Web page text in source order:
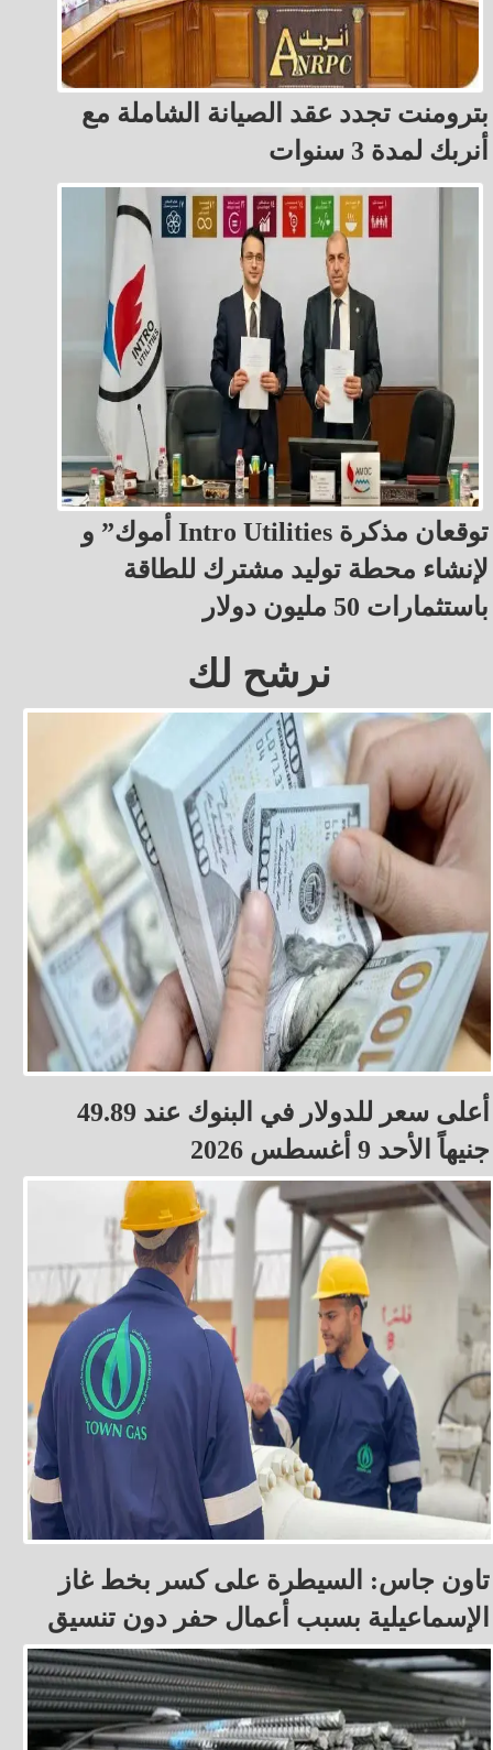
بترومنت تجدد عقد الصيانة الشاملة مع
أنربك لمدة 3 سنوات
أموك” و Intro Utilities توقعان مذكرة
لإنشاء محطة توليد مشترك للطاقة
باستثمارات 50 مليون دولار
نرشح لك
أعلى سعر للدولار في البنوك عند 49.89
جنيهاً الأحد 9 أغسطس 2026
تاون جاس: السيطرة على كسر بخط غاز
الإسماعيلية بسبب أعمال حفر دون تنسيق